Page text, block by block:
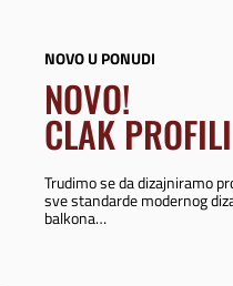
NOVO U PONUDI
NOVO!
CLAK PROFILI
Trudimo se da dizajniramo
sve standarde modernog
balkona…